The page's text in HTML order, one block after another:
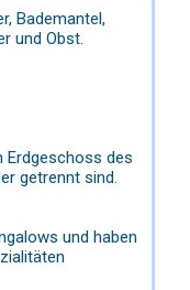
Bademantel,
und Obst.
Erdgeschoss des
getrennt sind.
und haben